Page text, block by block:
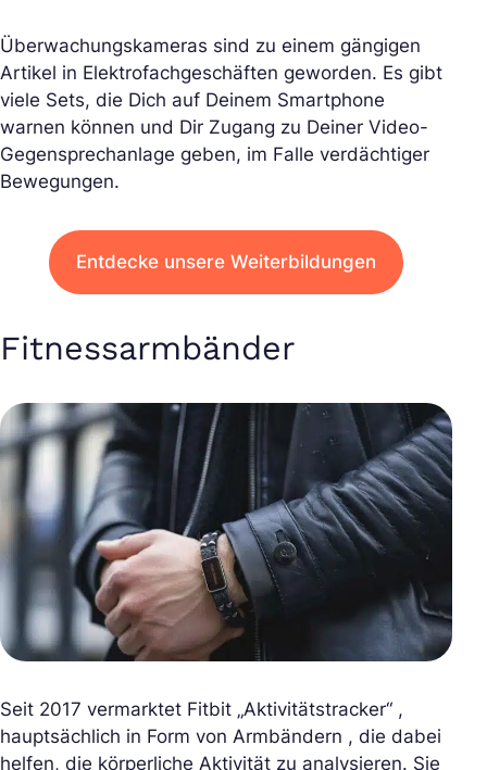
Überwachungskameras sind zu einem gängigen
Artikel in Elektrofachgeschäften geworden. Es gibt
viele Sets, die Dich auf Deinem Smartphone
warnen können und Dir Zugang zu Deiner Video-
Gegensprechanlage geben, im Falle verdächtiger
Bewegungen.
Entdecke unsere Weiterbildungen
Fitnessarmbänder
Seit 2017 vermarktet Fitbit „Aktivitätstracker“ ,
hauptsächlich in Form von Armbändern , die dabei
helfen, die körperliche Aktivität zu analysieren. Sie